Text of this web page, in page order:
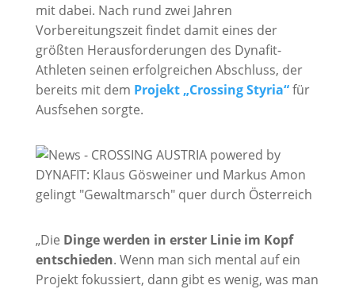
mit dabei. Nach rund zwei Jahren
Vorbereitungszeit findet damit eines der
größten Herausforderungen des Dynafit-
Athleten seinen erfolgreichen Abschluss, der
bereits mit dem Projekt „Crossing Styria“für
Ausfsehen sorgte.
„Die Dinge werden in erster Linie im Kopf
entschieden. Wenn man sich mental auf ein
Projekt fokussiert, dann gibt es wenig, was man